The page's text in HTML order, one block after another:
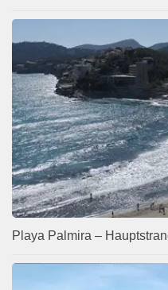
Playa Palmira –